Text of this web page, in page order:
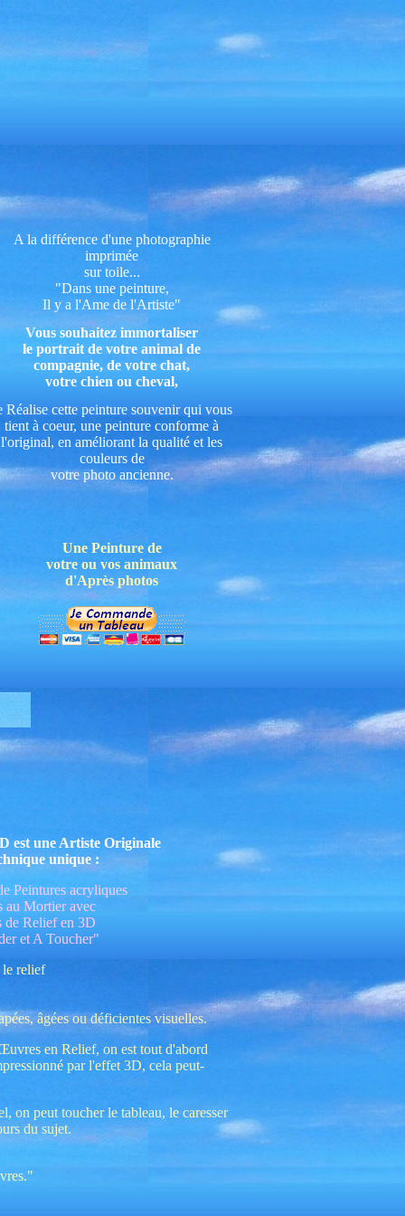
A la différence d'une photographie
imprimée
sur toile...
"Dans une peinture,
Il y a l'Ame de l'Artiste"
Vous souhaitez immortaliser
le portrait de votre animal de
compagnie, de votre chat,
votre chien ou cheval,
Réalise cette peinture souvenir qui vous
tient à coeur, une peinture conforme à
l'original, en améliorant la qualité et les
couleurs de
votre photo ancienne.
Une Peinture de
votre ou vos animaux
d'Après photos
est une Artiste Originale
unique :
Peintures acryliques
au Mortier avec
de Relief en 3D
et A Toucher"
le relief
âgées ou déficientes visuelles.
en Relief, on est tout d'abord
par l'effet 3D, cela peut-
on peut toucher le tableau, le caresser
du sujet.